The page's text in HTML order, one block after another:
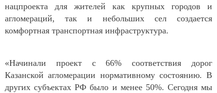
нацпроекта для жителей как крупных городов и
агломераций, так и небольших сел создается
комфортная транспортная инфраструктура.
«Начинали проект с 66% соответствия дорог
Казанской агломерации нормативному состоянию. В
других субъектах РФ было и менее 50%. Сегодня мы